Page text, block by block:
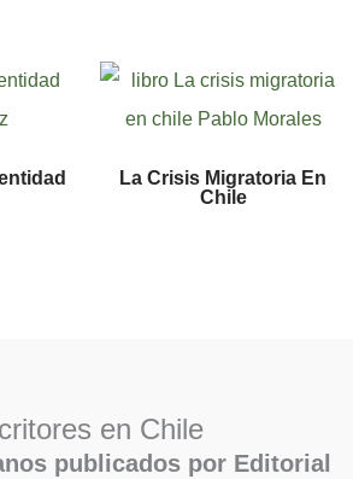
La Crisis Migratoria En
Chile
en Chile
publicados por Editorial